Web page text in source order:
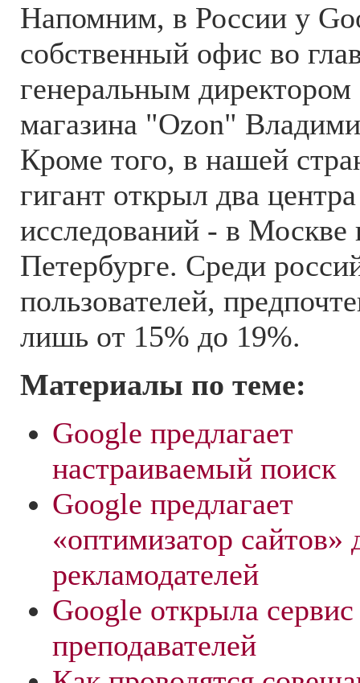
Напомним, в России у
собственный офис во
генеральным
магазина "Оzon"
Кроме того, в нашей
гигант открыл два
исследований - в Москве
Петербурге. Среди
пользователей,
лишь от 15% до 19%.
Материалы по теме:
Google предлагает
настраиваемый поиск
Google предлагает
«оптимизатор сайтов»
рекламодателей
Google открыла
преподавателей